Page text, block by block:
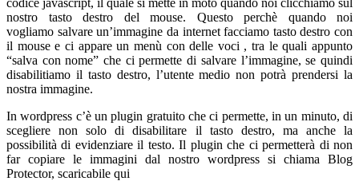
nostro tasto destro del mouse. Questo perchè quando noi
vogliamo salvare un’immagine da internet facciamo tasto destro con
il mouse e ci appare un menù con delle voci , tra le quali appunto
“salva con nome” che ci permette di salvare l’immagine, se quindi
disabilitiamo il tasto destro, l’utente medio non potrà prendersi la
nostra immagine.
In wordpress c’è un plugin gratuito che ci permette, in un minuto, di
scegliere non solo di disabilitare il tasto destro, ma anche la
possibilità di evidenziare il testo. Il plugin che ci permetterà di non
far copiare le immagini dal nostro wordpress si chiama Blog
Protector, scaricabile qui